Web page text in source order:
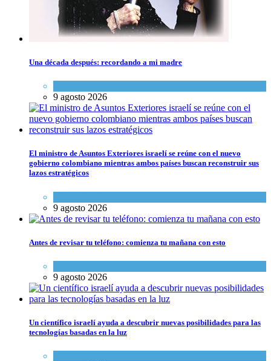
Una década después: recordando a mi madre
9 agosto 2026
El ministro de Asuntos Exteriores israelí se reúne con el nuevo
gobierno colombiano mientras ambos países buscan reconstruir sus
lazos estratégicos
9 agosto 2026
Antes de revisar tu teléfono: comienza tu mañana con esto
9 agosto 2026
Un científico israelí ayuda a descubrir nuevas posibilidades para las
tecnologías basadas en la luz